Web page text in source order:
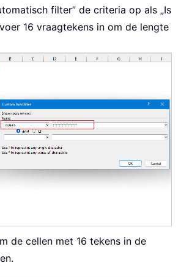
filter” de criteria op als „Is
16 vraagtekens in om de lengte
de cellen met 16 tekens in de